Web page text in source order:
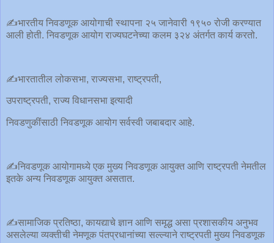
✍️भारतीय निवडणूक आयोगाची स्थापना २५ जानेवारी १९५० रोजी करण्यात
आली होती. निवडणूक आयोग राज्यघटनेच्या कलम ३२४ अंतर्गत कार्य करतो.
✍️भारतातील लोकसभा, राज्यसभा, राष्ट्रपती,
उपराष्ट्रपती, राज्य विधानसभा इत्यादी
निवडणुकींसाठी निवडणूक आयोग सर्वस्वी जबाबदार आहे.
✍️निवडणूक आयोगामध्ये एक मुख्य निवडणूक आयुक्त आणि राष्ट्रपती नेमतील
इतके अन्य निवडणूक आयुक्त असतात.
✍️सामाजिक प्रतिष्ठा, कायद्याचे ज्ञान आणि समृद्ध असा प्रशासकीय अनुभव
असलेल्या व्यक्‍तीची नेमणूक पंतप्रधानांच्या सल्ल्याने राष्ट्रपती मुख्य निवडणूक